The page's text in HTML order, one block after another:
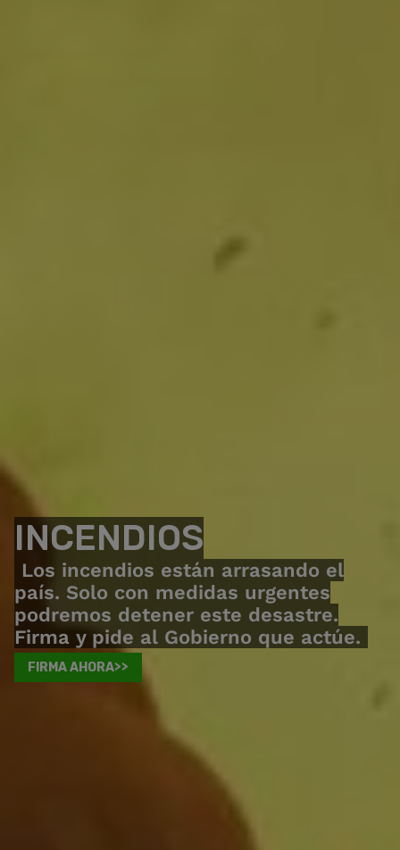
INCENDIOS
Los incendios están arrasando el
país. Solo con medidas urgentes
podremos detener este desastre.
Firma y pide al Gobierno que actúe.
FIRMA AHORA>>